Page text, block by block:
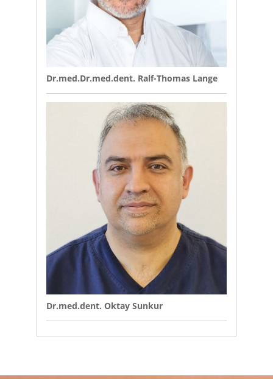
Dr.med.Dr.med.dent. Ralf-Thomas Lange
Dr.med.dent. Oktay Sunkur